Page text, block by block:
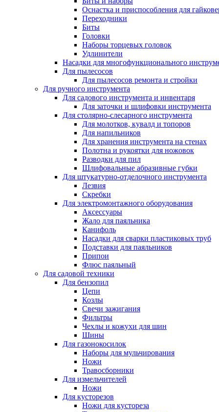
Оснастка и приспособления для
Переходники
Биты
Головки
Наборы торцевых головок
Удлинители
Насадки для многофункционального
Для пылесосов
Для пылесосов ремонта и стройки
Для ручного инструмента
Для садового инструмента и инвентаря
Для заточки и шлифовки инструмента
Для столярно-слесарного инструмента
Для молотков, кувалд и топоров
Для напильников
Для хранения инструмента на стенах
Полотна и рукоятки для ножовок
Разводки для пил
Шлифовальные абразивные губки
Для штукатурно-отделочного инструмента
Лезвия
Скребки
Для электромонтажного оборудования
Аксессуары
Жало для паяльника
Канифоль
Насадки для сварки пластиковых труб
Подставки для паяльников
Припои
Флюс паяльный
Для садовой техники
Для бензопил
Цепи
Козлы
Свечи зажигания
Фильтры
Чехлы и кожухи для шин
Шины
Для газонокосилок
Наборы для мульчирования
Ножи
Травосборники
Для измельчителей
Ножи
Для кусторезов
Ножи для кустореза